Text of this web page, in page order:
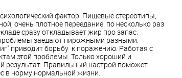
фактор. Пищевые стереотипы,
очень плотное переедание по несколько раз
сразу откладывает жир про запас.
заедают пирожными разными.
приводит борьбу к поражению. Работая с
этой проблемы. Только хороший и
результат. Правильный настрой поможет
в норму нормальной жизни.